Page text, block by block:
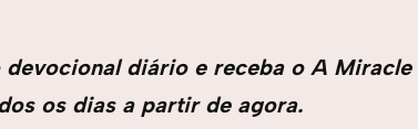
devocional diário e receba o A Miracle
os dias a partir de agora.